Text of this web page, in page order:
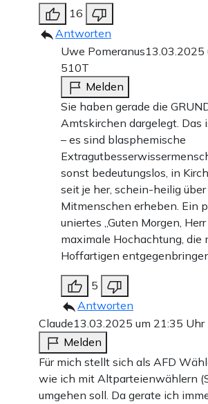
16
Antworten
Uwe Pomeranus13.03.2025
510T
Melden
Sie haben gerade die
Amtskirchen dargelegt. Das
– es sind blasphemische
sonst bedeutungslos, in
seit je her, schein-heilig über
Mitmenschen erheben. Ein
uniertes „Guten Morgen,
maximale Hochachtung, die
Hoffartigen
5
Antworten
Claude13.03.2025 um 21:35 Uhr
Melden
Für mich stellt sich als AFD
wie ich mit Altparteienwählern
umgehen soll. Da gerate ich